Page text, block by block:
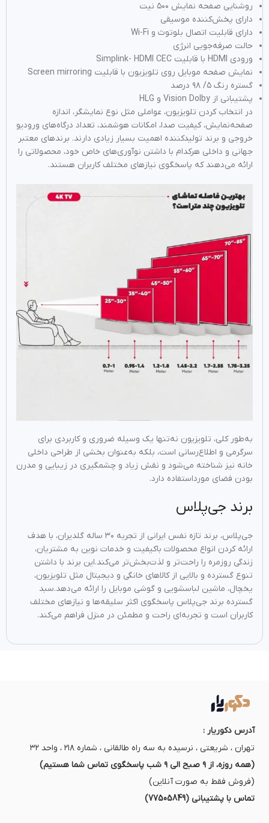
روشنایی صفحه نمایش ۵۰۰ نیت
دارای پخش‌کننده موسیقی
دارای قابلیت اتصال بلوتوث و Wi-Fi
حالت صرفه‌جویی انرژی
ورودی HDMI با قابلیت Simplink- HDMI CEC
نمایش صفحه موبایل روی تلویزیون با قابلیت Screen mirroring
گستره رنگ ۵/ ۹۸ درصد
پشتیبانی از Vision Dolby و HLG
در انتخاب کردن تلویزیون، عواملی مثل نوع نمایشگر، اندازه
صفحه‌نمایش، کیفیت صدا، امکانات هوشمند، تعداد درگاه‌های ورودیو
خروجی و برند تولیدکننده اهمیت بسیار زیادی دارند. برندهای معتبر
جهانی و داخلی هرکدام با داشتن نوآوری‌های خاص خود، محصولاتی را
ارائه می‌دهند که پاسخگوی نیازهای مختلف کاربران هستند.
به‌طور کلی، تلویزیون نه‌تنها یک وسیله ضروری و کاربردی برای
سرگرمی و اطلاع‌رسانی است، بلکه به‌عنوان بخشی از طراحی داخلی
خانه نیز شناخته می‌شود و نقش زیاد و چشمگیری در زیبایی و مدرن
بودن فضای مورداستفاده دارد.
برند جی‌پلاس
جی‌پلاس، برند تازه نفس ایرانی از تجربه ۳۰ ساله گلدیران، با هدف
ارائه کردن انواع محصولات باکیفیت و خدمات نوین به مشتریان،
زندگی روزمره را راحت‌تر و لذت‌بخش‌تر می‌کند.این برند با داشتن
تنوع گسترده و بالایی از کالاهای خانگی و دیجیتال مثل تلویزیون،
یخچال، ماشین لباسشویی و گوشی موبایل را ارائه می‌دهد.سبد
گسترده برند جی‌پلاس پاسخگوی اکثر سلیقه‌ها و نیازهای مختلف
کاربران است و تجربه‌ای راحت و مطمئن در منزل فراهم می‌کند.
آدرس دکوریار :
تهران ، شریعتی ، نرسیده به سه راه طالقانی ، شماره ۲۱۸ ، واحد ۳۲
(همه روزه، از ۹ صبح الی ۹ شب پاسخگوی تماس شما هستیم)
(فروش فقط به صورت آنلاین)
تماس با پشتیبانی (77505849)